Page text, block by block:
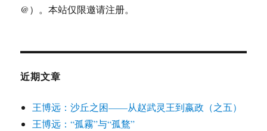
@）。本站仅限邀请注册。
近期文章
王博远：沙丘之困——从赵武灵王到嬴政（之五）
王博远：“孤霧”与“孤鶩”